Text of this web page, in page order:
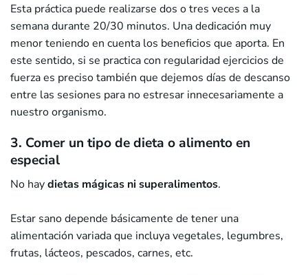
Esta práctica puede realizarse dos o tres veces a la
semana durante 20/30 minutos. Una dedicación muy
menor teniendo en cuenta los beneficios que aporta. En
este sentido, si se practica con regularidad ejercicios de
fuerza es preciso también que dejemos días de descanso
entre las sesiones para no estresar innecesariamente a
nuestro organismo.
3. Comer un tipo de dieta o alimento en
especial
No haydietas mágicas ni superalimentos.
Estar sano depende básicamente de tener una
alimentación variada que incluya vegetales, legumbres,
frutas, lácteos, pescados, carnes, etc.